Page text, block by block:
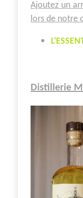
Ajoutez un
lors de notre
Distillerie